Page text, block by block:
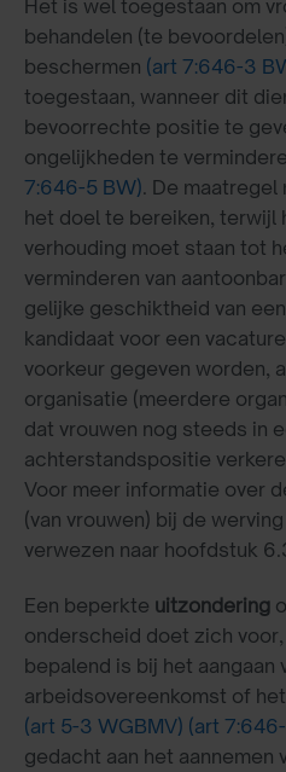
Het is wel toegestaan om
behandelen (te
beschermen (art 7:646-3
toegestaan, wanneer dit
bevoorrechte positie te
ongelijkheden te
7:646-5 BW). De
het doel te bereiken, terwijl
verhouding moet staan tot
verminderen van
gelijke geschiktheid van
kandidaat voor een
voorkeur gegeven worden,
organisatie (meerdere
dat vrouwen nog steeds in
achterstandspositie
Voor meer informatie over
(van vrouwen) bij de
verwezen naar hoofdstuk
Een beperkte uitzondering
onderscheid doet zich
bepalend is bij het aangaan
arbeidsovereenkomst of
(art 5-3 WGBMV) (art
gedacht aan het aannemen